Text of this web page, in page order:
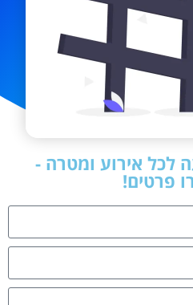
לכל אירוע ומטרה -
פרטים!